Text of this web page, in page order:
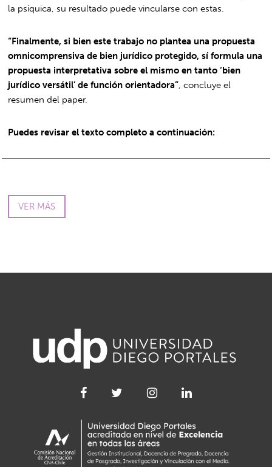
la psíquica, su resultado puede vincularse con estas.
“Finalmente, si bien este trabajo no plantea una propuesta
omnicomprensiva de bien jurídico protegido, sí formula una
propuesta interpretativa sobre el mismo en tanto ‘bien
jurídico versátil’ de función orientadora” , concluye el
resumen del paper.
Puedes revisar el texto completo a continuación:
VER MÁS